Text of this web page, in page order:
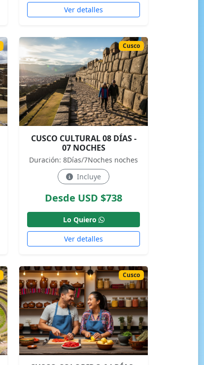
Ver detalles
Cusco
CUSCO CULTURAL 08 DÍAS -
07 NOCHES
Duración: 8Días/7Noches noches
Incluye
Desde USD $738
Lo Quiero
Ver detalles
Cusco